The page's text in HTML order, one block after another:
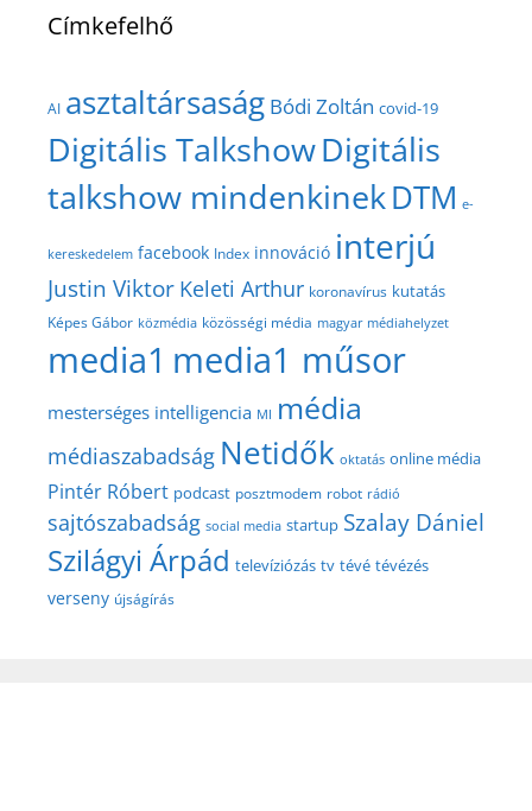
Címkefelhő
AI asztaltársaság Bódi Zoltán covid-19
Digitális TalkshowDigitális
talkshow mindenkinekDTM e-
kereskedelem facebook Index innováció interjú
Justin Viktor Keleti Arthur koronavírus kutatás
Képes Gábor közmédia közösségi média magyar médiahelyzet
media1 media1 műsor
mesterséges intelligencia MI média
médiaszabadság Netidők oktatás online média
Pintér Róbert podcast posztmodem robot rádió
sajtószabadság social media startup Szalay Dániel
Szilágyi Árpád televíziózás tv tévé tévézés
verseny újságírás